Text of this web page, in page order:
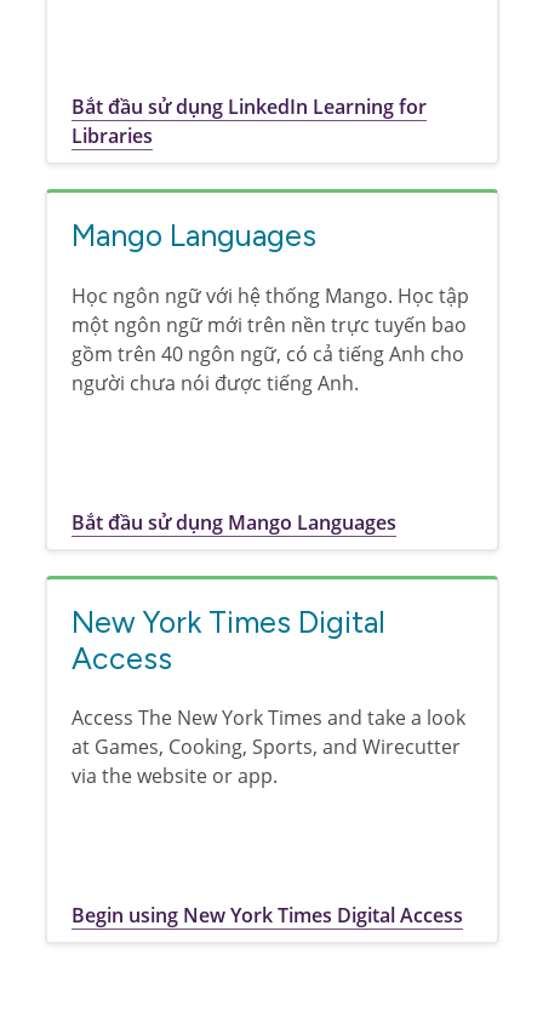
Bắt đầu sử dụng LinkedIn Learning for
Libraries
Mango Languages
Học ngôn ngữ với hệ thống Mango. Học tập
một ngôn ngữ mới trên nền trực tuyến bao
gồm trên 40 ngôn ngữ, có cả tiếng Anh cho
người chưa nói được tiếng Anh.
Bắt đầu sử dụng Mango Languages
New York Times Digital
Access
Access The New York Times and take a look
at Games, Cooking, Sports, and Wirecutter
via the website or app.
Begin using New York Times Digital Access